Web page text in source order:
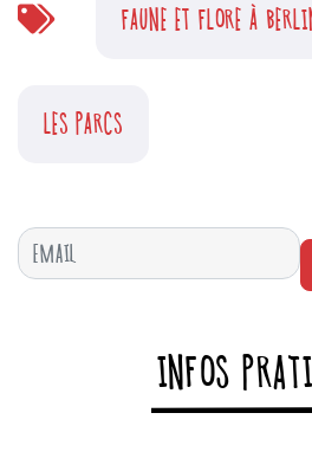
FAUNE ET FLORE À
LES PARCS
INFOS